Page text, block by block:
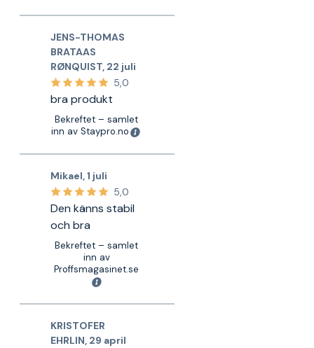
JENS-THOMAS
BRATAAS
RØNQUIST 22 juli
5,0
bra produkt
Bekreftet – samlet
inn av Staypro.no
Mikael ,1 juli
5,0
Den känns stabil
och bra
Bekreftet – samlet
inn av
Proffsmagasinet.se
KRISTOFER
EHRLIN 29 april